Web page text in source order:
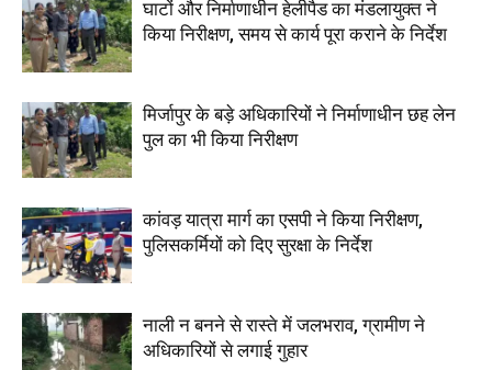
घाटों और निर्माणाधीन हेलीपैड का मंडलायुक्त ने
किया निरीक्षण, समय से कार्य पूरा कराने के निर्देश
मिर्जापुर के बड़े अधिकारियों ने निर्माणाधीन छह लेन
पुल का भी किया निरीक्षण
कांवड़ यात्रा मार्ग का एसपी ने किया निरीक्षण,
पुलिसकर्मियों को दिए सुरक्षा के निर्देश
नाली न बनने से रास्ते में जलभराव, ग्रामीण ने
अधिकारियों से लगाई गुहार